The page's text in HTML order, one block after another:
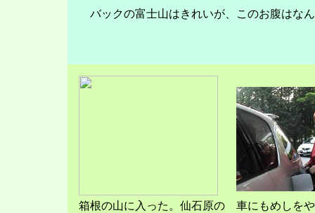
バックの富士山はきれいが、このお腹はな
箱根の山に入った。仙石原の
車にもめしを